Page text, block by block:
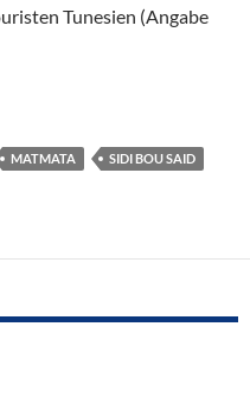
Tunesien (Angabe
MATMATA
SIDI BOU SAID